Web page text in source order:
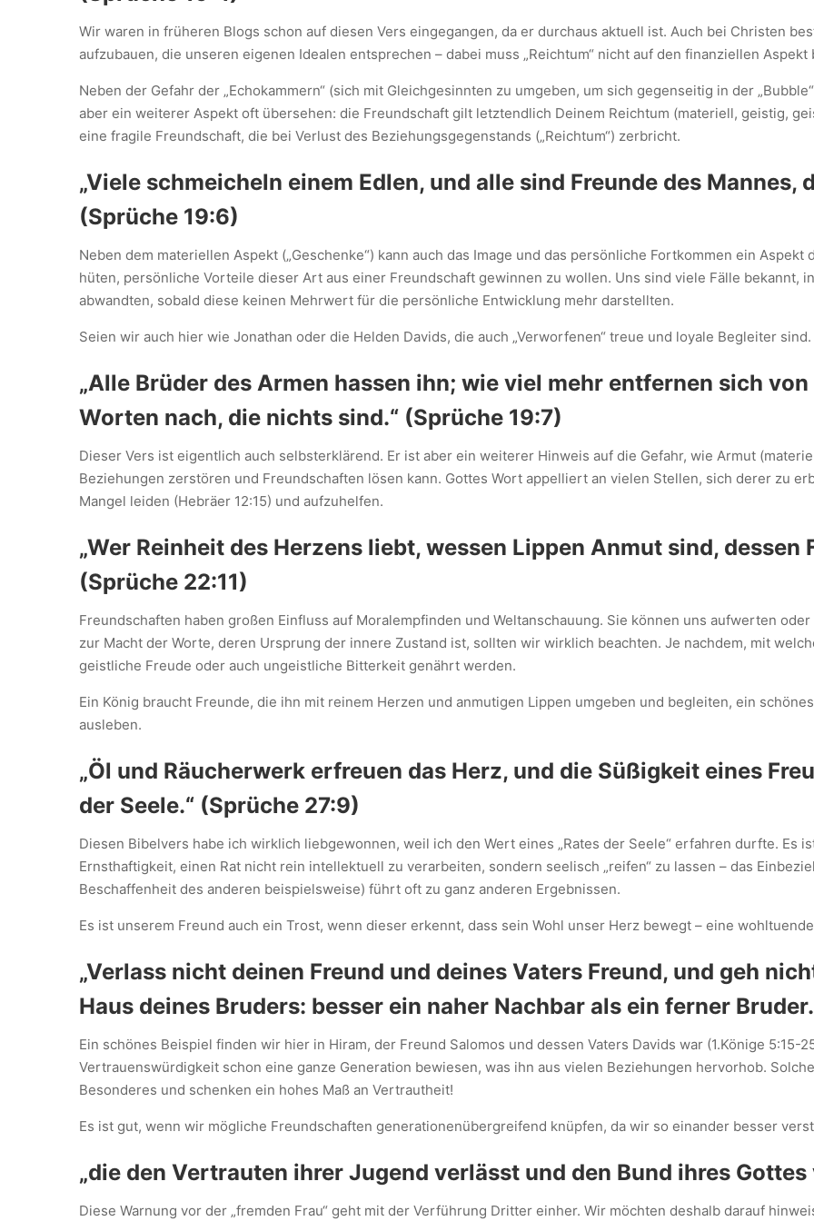
Wir waren in früheren Blogs schon auf diesen Vers eingegangen, da er durchaus aktuell ist. Auch bei Christen
aufzubauen, die unseren eigenen Idealen entsprechen – dabei muss „Reichtum“ nicht auf den finanziellen
Neben der Gefahr der „Echokammern“ (sich mit Gleichgesinnten zu umgeben, um sich gegenseitig in der
aber ein weiterer Aspekt oft übersehen: die Freundschaft gilt letztendlich Deinem Reichtum (materiell, geistig,
eine fragile Freundschaft, die bei Verlust des Beziehungsgegenstands („Reichtum“) zerbricht.
„Viele schmeicheln einem Edlen, und alle sind Freunde des Mannes,
(Sprüche 19:6)
Neben dem materiellen Aspekt („Geschenke“) kann auch das Image und das persönliche Fortkommen ein
hüten, persönliche Vorteile dieser Art aus einer Freundschaft gewinnen zu wollen. Uns sind viele Fälle bekannt,
abwandten, sobald diese keinen Mehrwert für die persönliche Entwicklung mehr darstellten.
Seien wir auch hier wie Jonathan oder die Helden Davids, die auch „Verworfenen“ treue und loyale Begleiter sind.
„Alle Brüder des Armen hassen ihn; wie viel mehr entfernen sich
Worten nach, die nichts sind.“ (Sprüche 19:7)
Dieser Vers ist eigentlich auch selbsterklärend. Er ist aber ein weiterer Hinweis auf die Gefahr, wie Armut
Beziehungen zerstören und Freundschaften lösen kann. Gottes Wort appelliert an vielen Stellen, sich derer zu
Mangel leiden (Hebräer 12:15) und aufzuhelfen.
„Wer Reinheit des Herzens liebt, wessen Lippen Anmut sind, dessen
(Sprüche 22:11)
Freundschaften haben großen Einfluss auf Moralempfinden und Weltanschauung. Sie können uns aufwerten
zur Macht der Worte, deren Ursprung der innere Zustand ist, sollten wir wirklich beachten. Je nachdem, mit
geistliche Freude oder auch ungeistliche Bitterkeit genährt werden.
Ein König braucht Freunde, die ihn mit reinem Herzen und anmutigen Lippen umgeben und begleiten, ein
ausleben.
„Öl und Räucherwerk erfreuen das Herz, und die Süßigkeit eines
der Seele.“ (Sprüche 27:9)
Diesen Bibelvers habe ich wirklich liebgewonnen, weil ich den Wert eines „Rates der Seele“ erfahren durfte. Es
Ernsthaftigkeit, einen Rat nicht rein intellektuell zu verarbeiten, sondern seelisch „reifen“ zu lassen – das
Beschaffenheit des anderen beispielsweise) führt oft zu ganz anderen Ergebnissen.
Es ist unserem Freund auch ein Trost, wenn dieser erkennt, dass sein Wohl unser Herz bewegt – eine wohltuende
„Verlass nicht deinen Freund und deines Vaters Freund, und geh
Haus deines Bruders: besser ein naher Nachbar als ein ferner
Ein schönes Beispiel finden wir hier in Hiram, der Freund Salomos und dessen Vaters Davids war (1.Könige 5:15-
Vertrauenswürdigkeit schon eine ganze Generation bewiesen, was ihn aus vielen Beziehungen hervorhob.
Besonderes und schenken ein hohes Maß an Vertrautheit!
Es ist gut, wenn wir mögliche Freundschaften generationenübergreifend knüpfen, da wir so einander besser
„die den Vertrauten ihrer Jugend verlässt und den Bund ihres
Diese Warnung vor der „fremden Frau“ geht mit der Verführung Dritter einher. Wir möchten deshalb darauf